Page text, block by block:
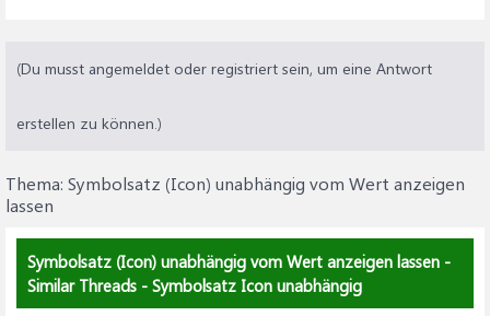
(Du musst angemeldet oder registriert sein, um eine Antwort
erstellen zu können.)
Thema: Symbolsatz (Icon) unabhängig vom Wert anzeigen
lassen
Symbolsatz (Icon) unabhängig vom Wert anzeigen lassen -
Similar Threads - Symbolsatz Icon unabhängig